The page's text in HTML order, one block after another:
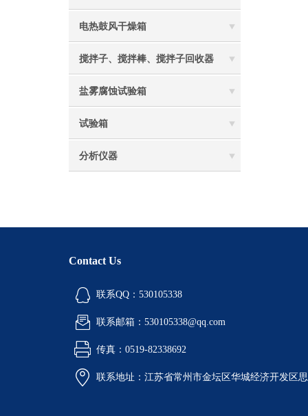
电热鼓风干燥箱
搅拌子、搅拌棒、搅拌子回收器
盐雾腐蚀试验箱
试验箱
分析仪器
Contact Us
联系QQ：530105338
联系邮箱：530105338@qq.com
传真：0519-82338692
联系地址：江苏省常州市金坛区华城经济开发区